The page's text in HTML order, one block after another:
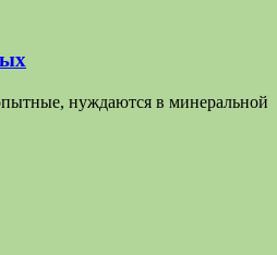
нуждаются в минеральной